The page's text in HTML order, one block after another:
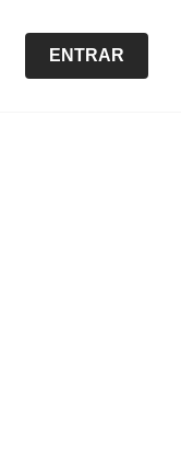
ENTRAR